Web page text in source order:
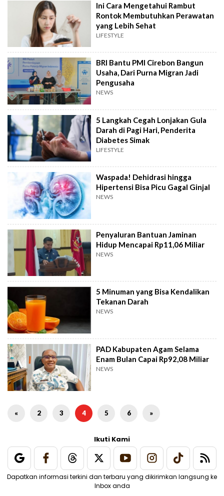
Ini Cara Mengetahui Rambut
Rontok Membutuhkan Perawatan
yang Lebih Sehat
LIFESTYLE
BRI Bantu PMI Cirebon Bangun
Usaha, Dari Purna Migran Jadi
Pengusaha
NEWS
5 Langkah Cegah Lonjakan Gula
Darah di Pagi Hari, Penderita
Diabetes Simak
LIFESTYLE
Waspada! Dehidrasi hingga
Hipertensi Bisa Picu Gagal Ginjal
NEWS
Penyaluran Bantuan Jaminan
Hidup Mencapai Rp11,06 Miliar
NEWS
5 Minuman yang Bisa Kendalikan
Tekanan Darah
NEWS
PAD Kabupaten Agam Selama
Enam Bulan Capai Rp92,08 Miliar
NEWS
« 2 3 4 5 6 »
Ikuti Kami
Dapatkan informasi terkini dan terbaru yang dikirimkan langsung ke
Inbox anda